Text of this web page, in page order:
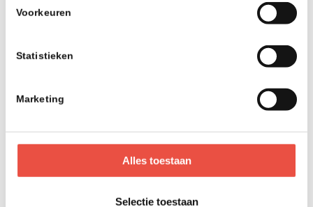
Voorkeuren
Statistieken
Marketing
Alles toestaan
Selectie toestaan
Patchmanagement is cruciaal voor het beveiligen van ICT-
storingen en compatibiliteitsproblemen. Hieronder geven
patchmanagement:
Inventariseren van systemen
Inventariseer welke software en hardware je gebruikt,
inclusief besturingssystemen, applicaties en